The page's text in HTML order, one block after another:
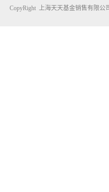
CopyRight 上海天天基金销售有限